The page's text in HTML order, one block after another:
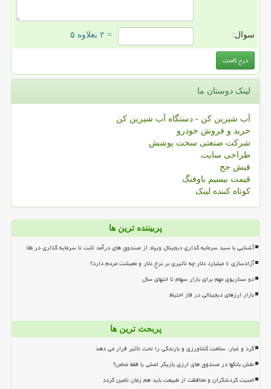
سوال: = ۲ بعلاوه ۵
لینک دوستان ما
آب شیرین کن - دستگاه آب شیرین کن
خرید و فروش خودرو
شرکت صنعتی سخت پوشش
طراحی سایت
فیش حج
قیمت بیسیم باوفنگ
کوتاه کننده لینک
پربیننده ترین ها
آشنایی با سبد سرمایه گذاری دیجیتال ویپاد از صندوق های درآمد ثابت تا سرمایه گذاری در طلا
آزادسازی ۶ میلیارد دلار چه تاثیری بر نرخ دلار و معیشت مردم دارد؟
دو سناریوی مهم برای بازار سهام تا انتهای سال
بازار ارزهای دیجیتالی در فاز احتیاط
پربحث ترین ها
گرد و غبار، سلامت کشاورزی و بارندگی را تحت تأثیر قرار می دهد
نقش بانکها در صندوق های ارزی بازیگر اصلی یا فقط ضامن؟
امنیت گردشگران و محافظت از طبیعت باید هم زمان تامین گردد